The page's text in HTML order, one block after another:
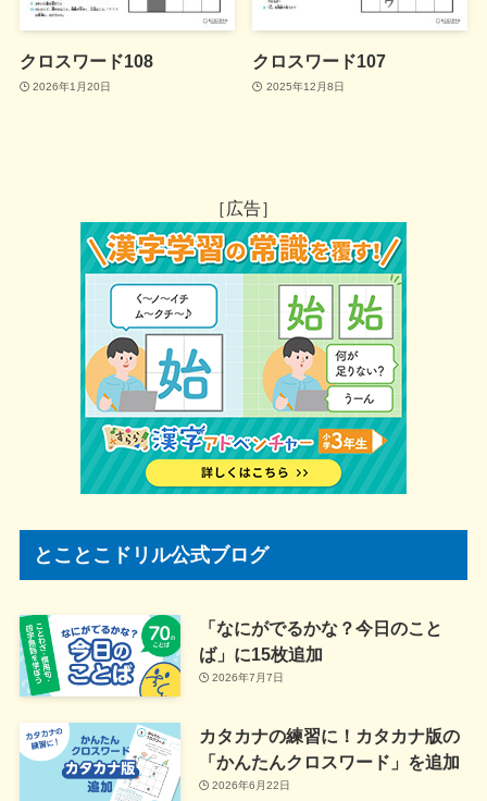
クロスワード108
2026年1月20日
クロスワード107
2025年12月8日
［広告］
とことこドリル公式ブログ
「なにがでるかな？今日のこと
ば」に15枚追加
2026年7月7日
カタカナの練習に！カタカナ版の
「かんたんクロスワード」を追加
2026年6月22日